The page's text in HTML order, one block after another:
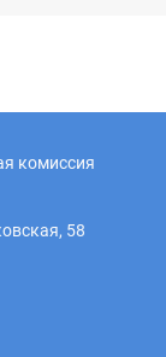
комиссия
58